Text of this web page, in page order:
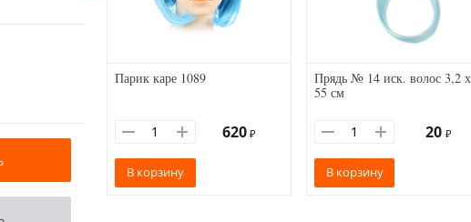
Парик каре 1089
620 ₽
В корзину
Прядь № 14 иск. волос 3,2 х
55 см
20 ₽
В корзину